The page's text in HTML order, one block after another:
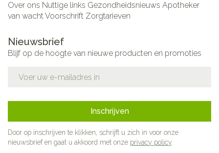
Over ons Nuttige links Gezondheidsnieuws Apotheker
van wachtVoorschrift Zorgtarieven
Nieuwsbrief
Blijf op de hoogte van nieuwe producten en promoties
Inschrijven
Door op inschrijven te klikken, schrijft u zich in voor onze
nieuwsbrief en gaat u akkoord met onze privacy policy